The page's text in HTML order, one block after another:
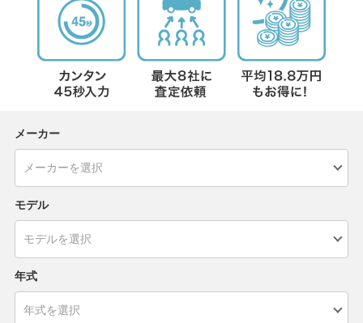
メーカー
モデル
年式